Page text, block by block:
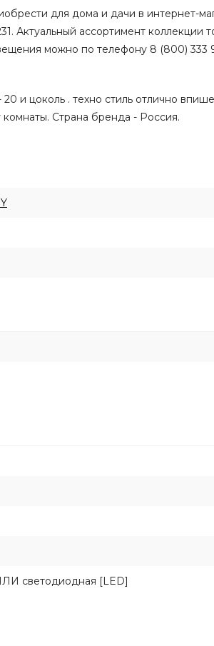
для дома и дачи в интернет-
Актуальный ассортимент коллекции
можно по телефону 8 (800) 333
и цоколь . техно стиль отлично
Страна бренда - Россия.
светодиодная [LED]